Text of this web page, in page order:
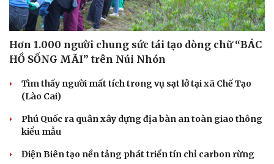
Tư vấn
Săn Tour
check-in
Câu chuyện thời sự
Đọc truyện đêm khuya
Cửa sổ tình yêu
Kể chuyện cho bé
Hạt giống tâm hồn
Hơn 1.000 người chung sức tái tạo dòng chữ “BÁC
HỒ SỐNG MÃI” trên Núi Nhón
Tìm thấy người mất tích trong vụ sạt lở tại xã Chế Tạo
(Lào Cai)
Phú Quốc ra quân xây dựng địa bàn an toàn giao thông
kiểu mẫu
Điện Biên tạo nền tảng phát triển tín chỉ carbon rừng